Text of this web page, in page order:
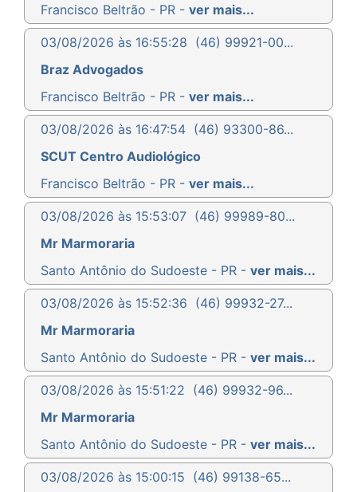
Francisco Beltrão - PR - ver mais...
03/08/2026 às 16:55:28 (46) 99921-00...
Braz Advogados
Francisco Beltrão - PR - ver mais...
03/08/2026 às 16:47:54 (46) 93300-86...
SCUT Centro Audiológico
Francisco Beltrão - PR - ver mais...
03/08/2026 às 15:53:07 (46) 99989-80...
Mr Marmoraria
Santo Antônio do Sudoeste - PR - ver mais...
03/08/2026 às 15:52:36 (46) 99932-27...
Mr Marmoraria
Santo Antônio do Sudoeste - PR - ver mais...
03/08/2026 às 15:51:22 (46) 99932-96...
Mr Marmoraria
Santo Antônio do Sudoeste - PR - ver mais...
03/08/2026 às 15:00:15 (46) 99138-65...